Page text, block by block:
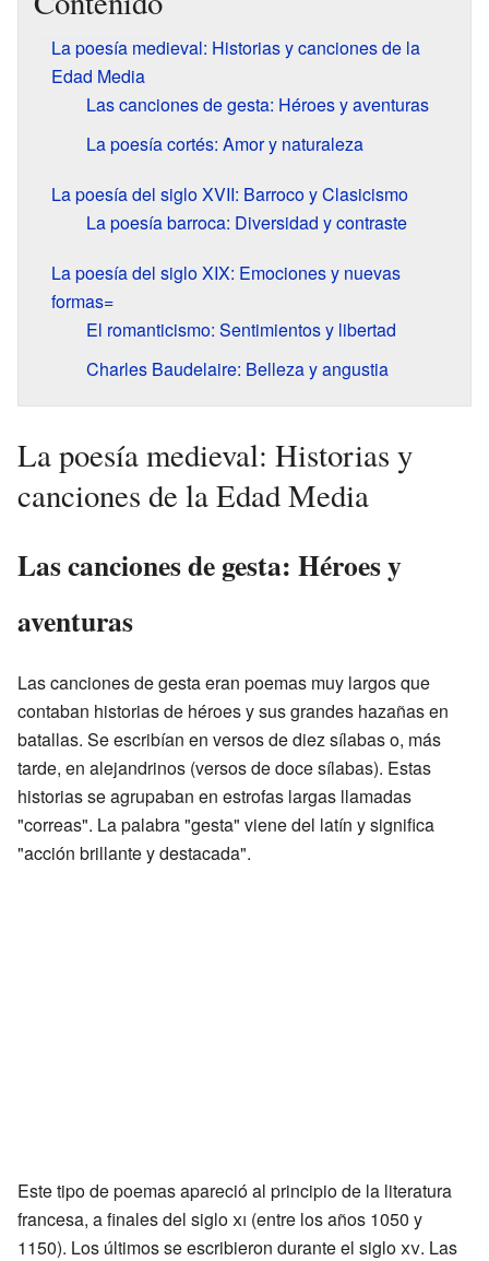
La poesía medieval: Historias y canciones de la
Edad Media
Las canciones de gesta: Héroes y aventuras
La poesía cortés: Amor y naturaleza
La poesía del sigloXVII: Barroco y Clasicismo
La poesía barroca: Diversidad y contraste
La poesía del sigloXIX: Emociones y nuevas
formas=
El romanticismo: Sentimientos y libertad
Charles Baudelaire: Belleza y angustia
La poesía medieval: Historias y
canciones de la Edad Media
Las canciones de gesta: Héroes y
aventuras
Las canciones de gesta eran poemas muy largos que
contaban historias de héroes y sus grandes hazañas en
batallas. Se escribían en versos de diez sílabas o, más
tarde, en alejandrinos (versos de doce sílabas). Estas
historias se agrupaban en estrofas largas llamadas
"correas". La palabra "gesta" viene del latín y significa
"acción brillante y destacada".
Este tipo de poemas apareció al principio de la literatura
francesa, a finales del sigloxi (entre los años 1050 y
1150). Los últimos se escribieron durante el sigloxv. Las